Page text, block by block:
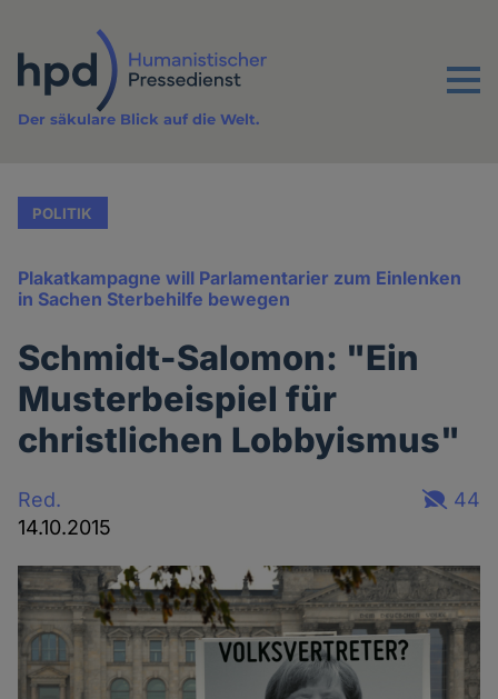
Inhalt
Menu
Der säkulare Blick auf die Welt.
POLITIK
Plakatkampagne will Parlamentarier zum Einlenken
in Sachen Sterbehilfe bewegen
Schmidt-Salomon: "Ein
Musterbeispiel für
christlichen Lobbyismus"
Red.
14.10.2015
44